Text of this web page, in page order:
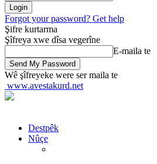
Forgot your password? Get help
Şifre kurtarma
Şîfreya xwe dîsa vegerîne
E-maila te
Wê şîfreyeke were ser maila te
www.avestakurd.net
Destpêk
Nûçe